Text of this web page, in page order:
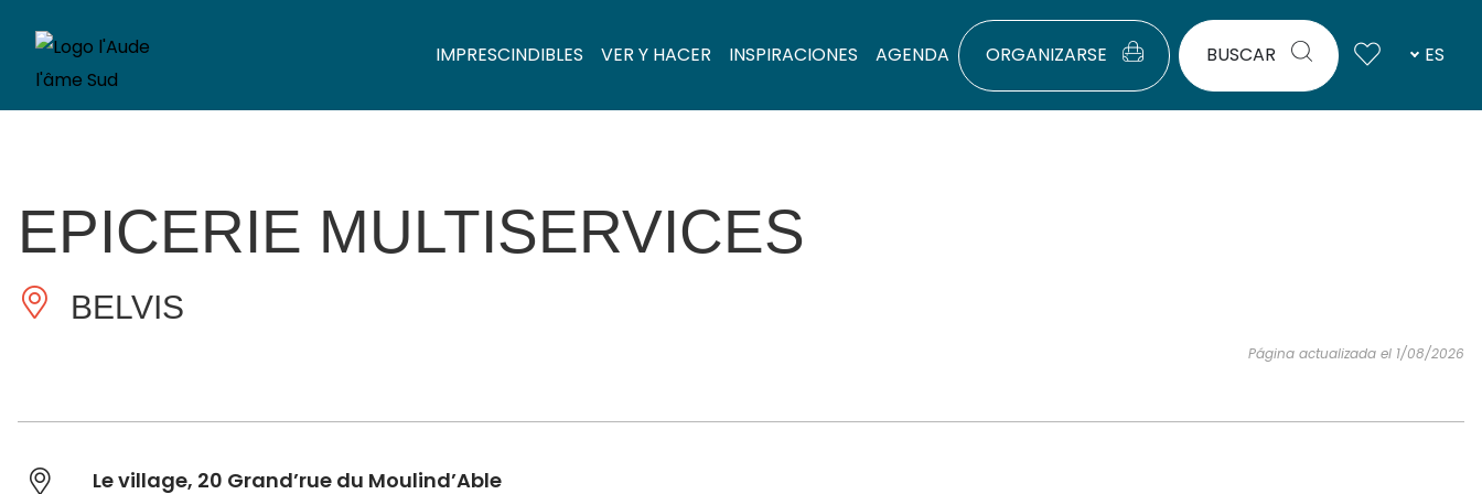
IMPRESCINDIBLES VER Y HACER INSPIRACIONES AGENDA ORGANIZARSE BUSCAR ES
EPICERIE MULTISERVICES
BELVIS
Página actualizada el 1/08/2026
Le village, 20 Grand’rue du Moulind’Able